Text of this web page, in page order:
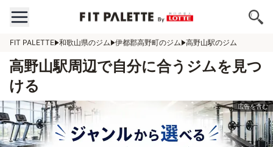
FIT PALETTE 和歌山県のジム 伊都郡高野町のジム 高野山駅のジム
高野山駅周辺で自分に合うジムを見つ
ける